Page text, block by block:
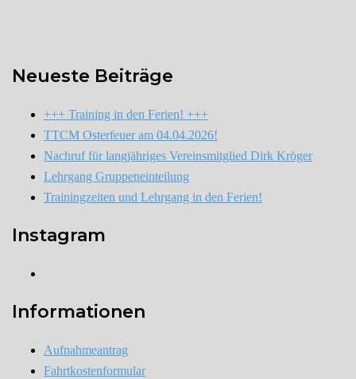
Neueste Beiträge
+++ Training in den Ferien! +++
TTCM Osterfeuer am 04.04.2026!
Nachruf für langjähriges Vereinsmitglied Dirk Kröger
Lehrgang Gruppeneinteilung
Trainingzeiten und Lehrgang in den Ferien!
Instagram
Informationen
Aufnahmeantrag
Fahrtkostenformular